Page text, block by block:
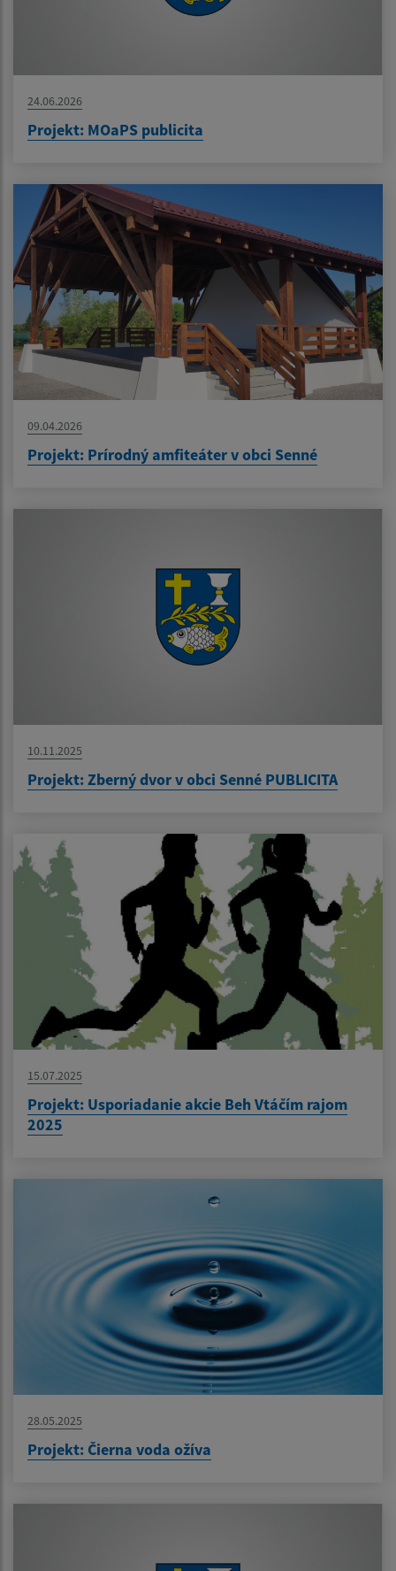
24.06.2026
Projekt: MOaPS publicita
09.04.2026
Projekt: Prírodný amfiteáter v obci Senné
10.11.2025
Projekt: Zberný dvor v obci Senné PUBLICITA
15.07.2025
Projekt: Usporiadanie akcie Beh Vtáčím rajom
2025
28.05.2025
Projekt: Čierna voda ožíva